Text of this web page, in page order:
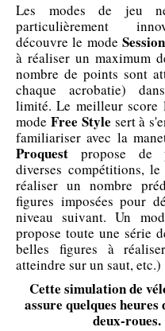
Les modes de jeu
particulièrement
découvre le modeSession
à réaliser un maximum
nombre de points sont
chaque acrobatie)
limité. Le meilleur score
mode Free Style sert à
familiariser avec la
Proquest propose de
diverses compétitions,
réaliser un nombre
figures imposées pour
niveau suivant. Un
propose toute une série
belles figures à
atteindre sur un saut, etc.)
Cette simulation de
assure quelques heures
deux-roues.